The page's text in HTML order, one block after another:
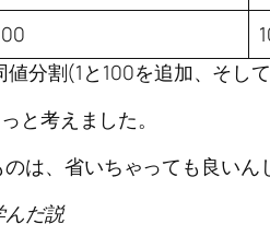
分割(1と100を追加、そし
と考えました。
は、省いちゃっても良いん
んだ説